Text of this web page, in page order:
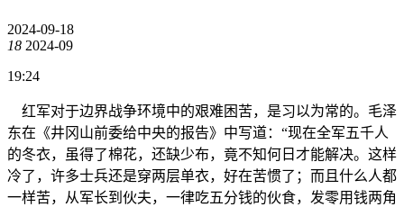
2024-09-18
18 2024-09
19:24
红军对于边界战争环境中的艰难困苦，是习以为常的。毛泽
东在《井冈山前委给中央的报告》中写道：“现在全军五千人
的冬衣，虽得了棉花，还缺少布，竟不知何日才能解决。这样
冷了，许多士兵还是穿两层单衣，好在苦惯了；而且什么人都
一样苦，从军长到伙夫，一律吃五分钱的伙食，发零用钱两角